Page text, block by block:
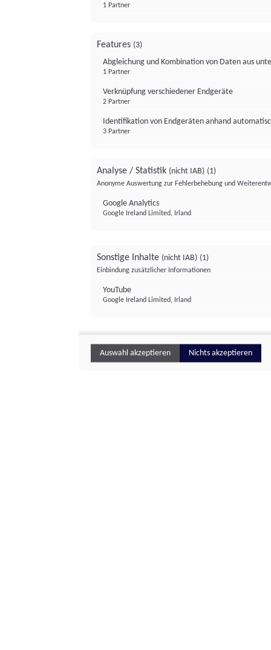
1 Partner
Features (3)
Abgleichung und Kombination von Daten aus
1 Partner
Verknüpfung verschiedener Endgeräte
2 Partner
Identifikation von Endgeräten anhand
3 Partner
Analyse / Statistik (nicht IAB) (1)
Anonyme Auswertung zur Fehlerbehebung und
Google Analytics
Google Ireland Limited, Irland
Sonstige Inhalte (nicht IAB) (1)
Einbindung zusätzlicher Informationen
YouTube
Google Ireland Limited, Irland
Auswahl akzeptieren Nichts akzeptieren